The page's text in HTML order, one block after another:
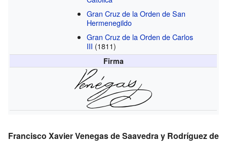
Gran Cruz de la Orden de San
Hermenegildo
Gran Cruz de la Orden de Carlos
III (1811)
Firma
Francisco Xavier Venegas de Saavedra y Rodríguez de